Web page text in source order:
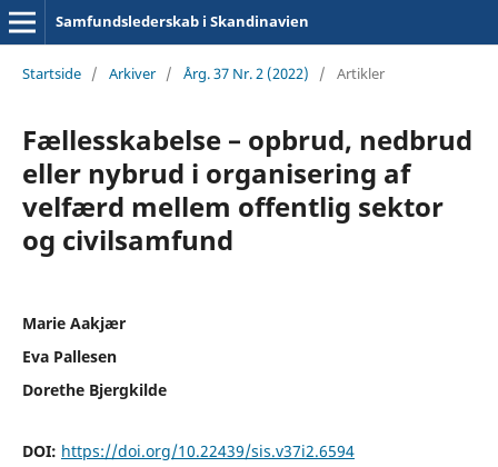
Samfundslederskab i Skandinavien
Startside / Arkiver / Årg. 37 Nr. 2 (2022) / Artikler
Fællesskabelse – opbrud, nedbrud
eller nybrud i organisering af
velfærd mellem offentlig sektor
og civilsamfund
Marie Aakjær
Eva Pallesen
Dorethe Bjergkilde
DOI: https://doi.org/10.22439/sis.v37i2.6594